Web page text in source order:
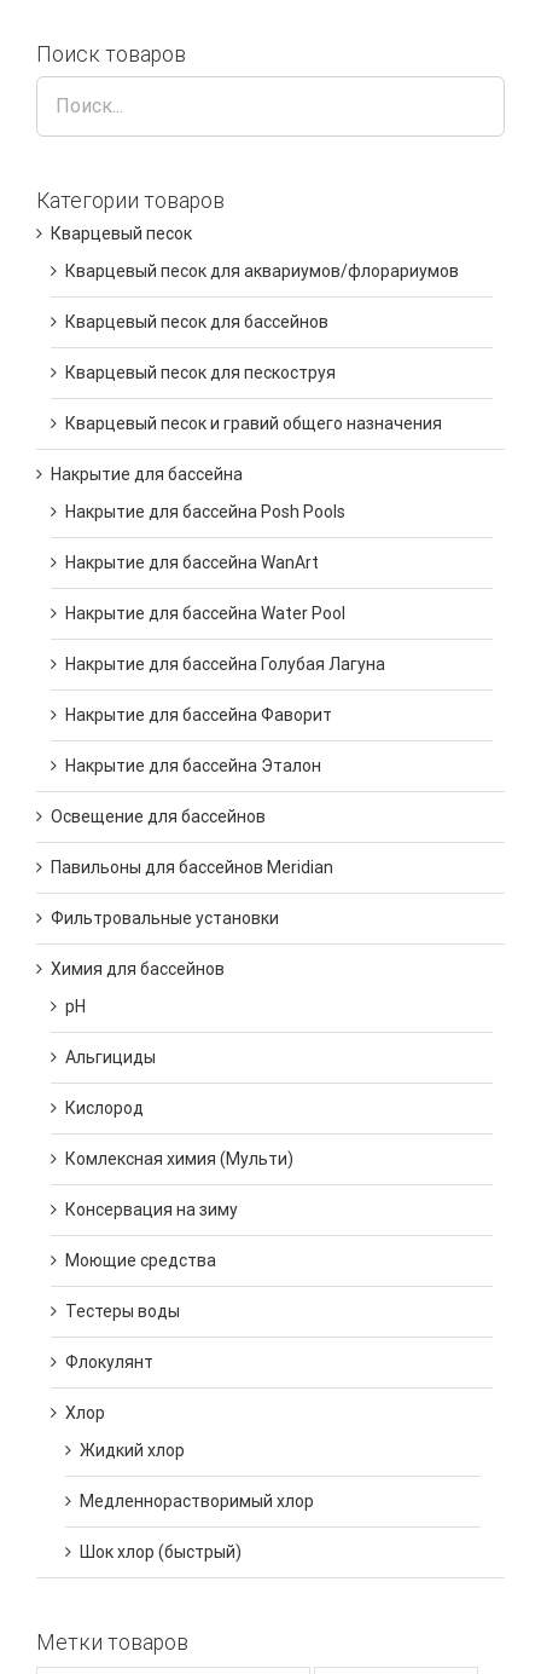
Поиск товаров
Категории товаров
Кварцевый песок
Кварцевый песок для аквариумов/флорариумов
Кварцевый песок для бассейнов
Кварцевый песок для пескоструя
Кварцевый песок и гравий общего назначения
Накрытие для бассейна
Накрытие для бассейна Posh Pools
Накрытие для бассейна WanArt
Накрытие для бассейна Water Pool
Накрытие для бассейна Голубая Лагуна
Накрытие для бассейна Фаворит
Накрытие для бассейна Эталон
Освещение для бассейнов
Павильоны для бассейнов Meridian
Фильтровальные установки
Химия для бассейнов
pH
Альгициды
Кислород
Комлексная химия (Мульти)
Консервация на зиму
Моющие средства
Тестеры воды
Флокулянт
Хлор
Жидкий хлор
Медленнорастворимый хлор
Шок хлор (быстрый)
Метки товаров